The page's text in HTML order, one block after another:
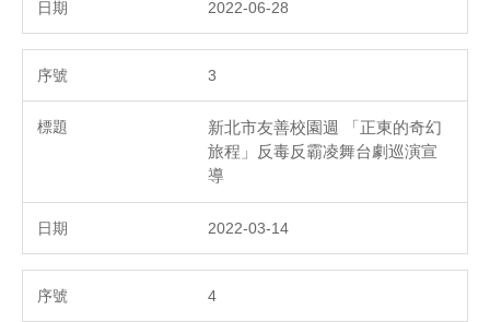
2022-06-28
3
新北市友善校園週 「正東的奇幻
旅程」反毒反霸凌舞台劇巡演宣
導
2022-03-14
4